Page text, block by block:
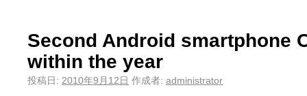
Second Android smartphone
within the year
投稿日: 2010年9月12日 作成者: administrator